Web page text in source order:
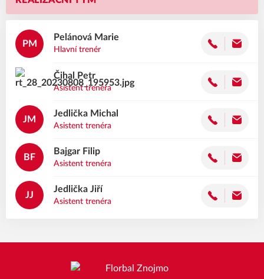
PM
Marie
Pelánová
Hlavní trenér
Petr
Čihal
Asistent trenéra
JM
Michal
Jedlička
Asistent trenéra
BF
Filip
Bajgar
Asistent trenéra
JJ
Jiří
Jedlička
Asistent trenéra